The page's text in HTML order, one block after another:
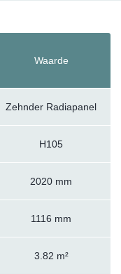
Waarde
Zehnder Radiapanel
H105
2020 mm
1116 mm
3.82 m²